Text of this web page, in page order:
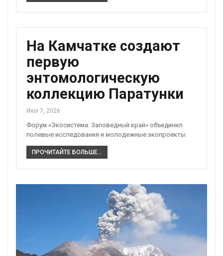
На Камчатке создают
первую
энтомологическую
коллекцию Паратунки
Июл 7, 2026
Форум «Экосистема. Заповедный край» объединил
полевые исследования и молодежные экопроекты
ПРОЧИТАЙТЕ БОЛЬШЕ...